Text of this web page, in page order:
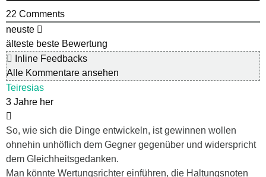
22 Comments
neuste
älteste beste Bewertung
Inline Feedbacks
Alle Kommentare ansehen
Teiresias
3 Jahre her
So, wie sich die Dinge entwickeln, ist gewinnen wollen
ohnehin unhöflich dem Gegner gegenüber und widerspricht
dem Gleichheitsgedanken.
Man könnte Wertungsrichter einführen, die Haltungsnoten